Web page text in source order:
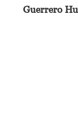
Guerrero